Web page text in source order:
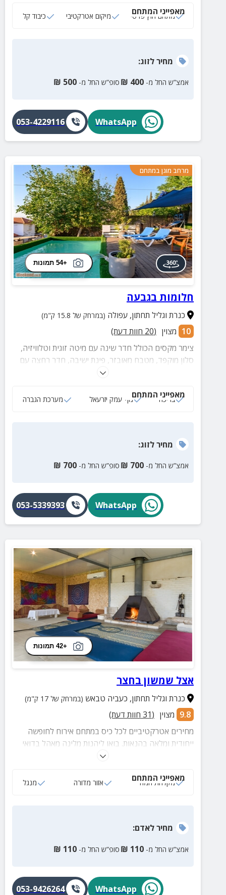
מאפייני המתחם
מתחם חוץ פרטי מיקום אטרקטיבי כיבוד קל
מחירלזוג:
אמצ”ש החל מ- 400
₪ סופ”ש החל מ- 500
₪
WhatsApp
053-4229116
מרחב מוגן במתחם
+54 תמונות
חלומות בגבעה
כנרת וגליל תחתון,עפולה (במרחק של 15.8 ק"מ)
10 מצוין (
20 חוות דעת)
צימר מקסים הכולל חדר שינה עם מיטה זוגית וטלוויזיה,
סלון מוקפד, מטבח מאובזר, פינת ישיבה, חדר רחצה עם
מגבות רכות ותמרוקים ומתחם חוץ פרטי עם בריכה, פינות
שולחן אוכל, מתקן כדורסל ועוד!
מאפייני המתחם
בריכה נוף עמק יזרעאל מערכת הגברה
מחירלזוג:
אמצ”ש החל מ- 700
₪ סופ”ש החל מ- 700
₪
WhatsApp
053-5339393
+42 תמונות
אצל שמשון בחצר
כנרת וגליל תחתון, כעביה טבאש (במרחק של 17 ק"מ)
9.8 מצוין (
31 חוות דעת)
מחירים אטרקטיביים לכל כיס במתחם אירוח לחופשה
ייחודית ומלאה בהנאות. בואו ליהנות מלינה מאהל בדואי
בלב הטבע הקסום בו מטבח לבישול, אזור למדורות, חצר
מאפייני המתחם
מקלחת חמה אזור מדורה מנגל
מחירלאדם:
אמצ”ש החל מ- 110
₪ סופ”ש החל מ- 110
₪
WhatsApp
053-9426264